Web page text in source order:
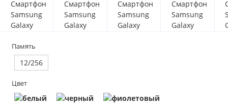
Память
12/256
Цвет